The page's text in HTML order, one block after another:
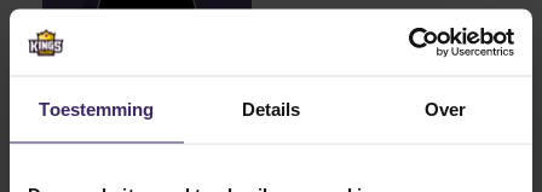
Toestemming Details Over